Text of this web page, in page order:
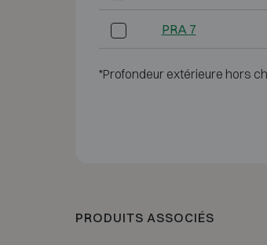
PRA 7
*Profondeur extérieure hors
PRODUITS ASSOCIÉS